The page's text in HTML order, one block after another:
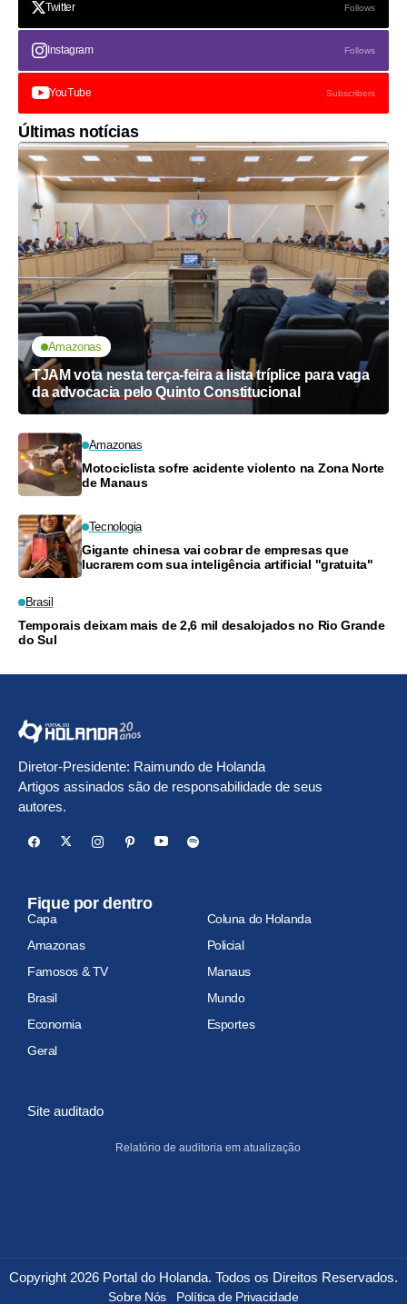
Twitter Follows
Instagram Follows
YouTube Subscribers
Últimas notícias
Amazonas
TJAM vota nesta terça-feira a lista tríplice para vaga
da advocacia pelo Quinto Constitucional
Amazonas
Motociclista sofre acidente violento na Zona Norte
de Manaus
Tecnologia
Gigante chinesa vai cobrar de empresas que
lucrarem com sua inteligência artificial "gratuita"
Brasil
Temporais deixam mais de 2,6 mil desalojados no Rio Grande
do Sul
Diretor-Presidente: Raimundo de Holanda
Artigos assinados são de responsabilidade de seus
autores.
Fique por dentro
Capa
Coluna do Holanda
Amazonas
Policial
Famosos & TV
Manaus
Brasil
Mundo
Economia
Esportes
Geral
Site auditado
Relatório de auditoria em atualização
Copyright 2026 Portal do Holanda. Todos os Direitos Reservados.
Sobre Nós Política de Privacidade